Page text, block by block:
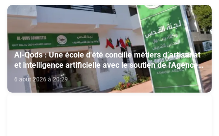
Al-Qods : Une école d'été concilie métiers d’artisanat
et intelligence artificielle avec le soutien de l'Agence
Bayt Mal Al-Qods Acharif
6 août 2026 à 20:29